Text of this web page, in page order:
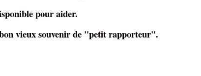
pour aider.
vieux souvenir de "petit rapporteur".